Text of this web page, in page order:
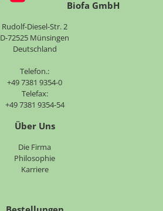
Biofa GmbH
Rudolf-Diesel-Str. 2
D-72525 Münsingen
Deutschland
Telefon.:
+49 7381 9354-0
Telefax:
+49 7381 9354-54
Über Uns
Die Firma
Philosophie
Karriere